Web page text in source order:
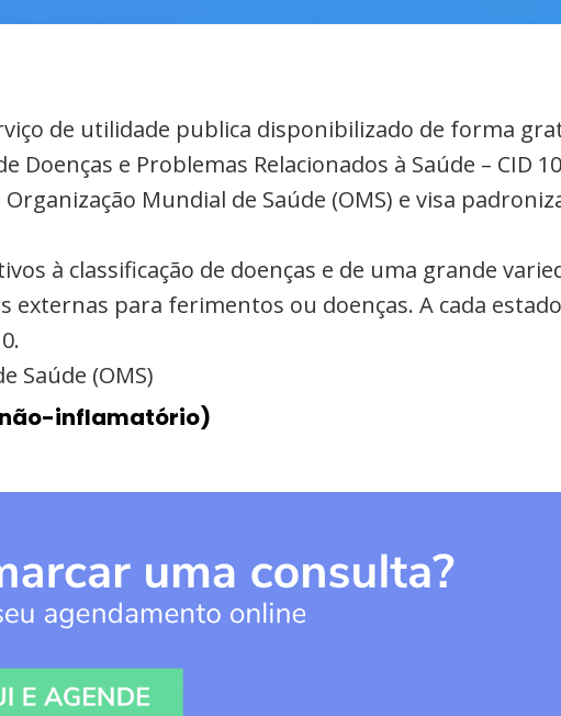
de utilidade publica disponibilizado de forma
Doenças e Problemas Relacionados à Saúde – CID
Mundial de Saúde (OMS) e visa
à classificação de doenças e de uma grande
externas para ferimentos ou doenças. A cada
Saúde (OMS)
inflamatório)